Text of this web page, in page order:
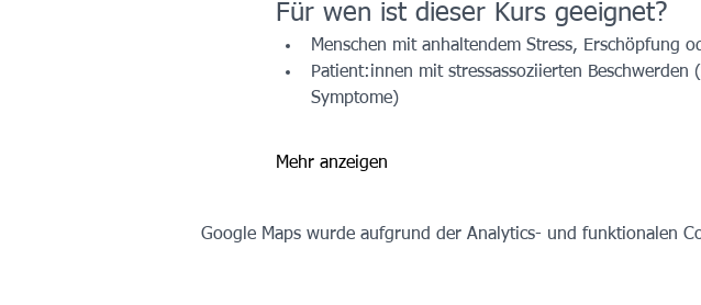
Für wen ist dieser Kurs geeignet?
Menschen mit anhaltendem Stress, Erschöpfung
Patient:innen mit stressassoziierten
Symptome)
Mehr anzeigen
Google Maps wurde aufgrund der Analytics- und funktionalen